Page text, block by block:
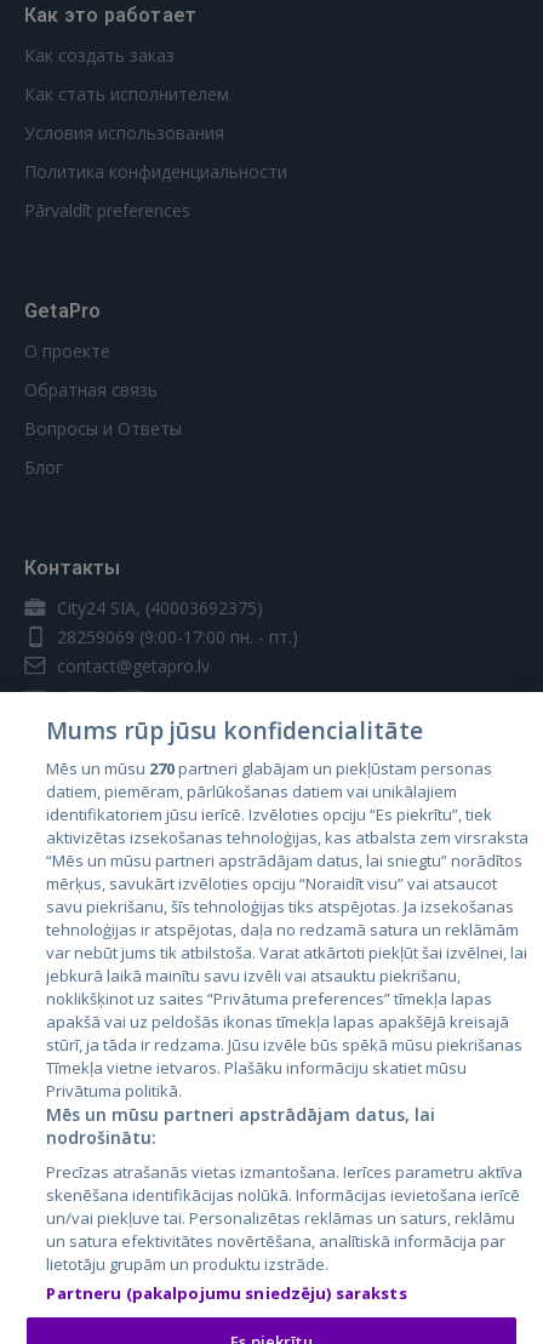
Ещё не зарегистрированы?
Как это работает
Как создать заказ
Как стать исполнителем
Условия использования
Политика конфиденциальности
Pārvaldīt preferences
GetaPro
О проекте
Обратная связь
Вопросы и Ответы
Блог
Контакты
City24 SIA, (40003692375)
28259069 (9:00-17:00 пн. - пт.)
contact@getapro.lv
Страны
Эстония
Латвия
Литва
City24.lv
City24.ee
GetaPro.lv
GetaPro.ee
Skelbiu.lt
Autoplius.lt
Aruodas.lt
Kainos.lt
Paslaugos.lt
auto24.ee
KV.ee
Osta.ee
KuldneBörs.ee
Mums rūp jūsu konfidencialitāte
Mēs un mūsu 270partneri glabājam un piekļūstam personas
datiem, piemēram, pārlūkošanas datiem vai unikālajiem
identifikatoriem jūsu ierīcē. Izvēloties opciju “Es piekrītu”, tiek
aktivizētas izsekošanas tehnoloģijas, kas atbalsta zem virsraksta
“Mēs un mūsu partneri apstrādājam datus, lai sniegtu” norādītos
mērķus, savukārt izvēloties opciju “Noraidīt visu” vai atsaucot
savu piekrišanu, šīs tehnoloģijas tiks atspējotas. Ja izsekošanas
tehnoloģijas ir atspējotas, daļa no redzamā satura un reklāmām
var nebūt jums tik atbilstoša. Varat atkārtoti piekļūt šai izvēlnei, lai
jebkurā laikā mainītu savu izvēli vai atsauktu piekrišanu,
noklikšķinot uz saites “Privātuma preferences” tīmekļa lapas
apakšā vai uz peldošās ikonas tīmekļa lapas apakšējā kreisajā
stūrī, ja tāda ir redzama. Jūsu izvēle būs spēkā mūsu piekrišanas
Tīmekļa vietne ietvaros. Plašāku informāciju skatiet mūsu
Privātuma politikā.
Mēs un mūsu partneri apstrādājam datus, lai
nodrošinātu:
Precīzas atrašanās vietas izmantošana. Ierīces parametru aktīva
skenēšana identifikācijas nolūkā. Informācijas ievietošana ierīcē
un/vai piekļuve tai. Personalizētas reklāmas un saturs, reklāmu
un satura efektivitātes novērtēšana, analītiskā informācija par
lietotāju grupām un produktu izstrāde.
Partneru (pakalpojumu sniedzēju) saraksts